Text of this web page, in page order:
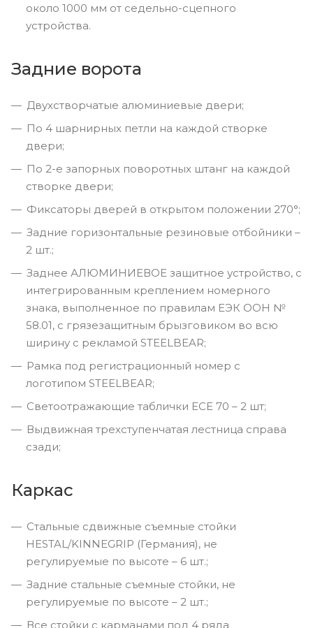
около 1000 мм от седельно-сцепного
устройства.
Задние ворота
Двухстворчатые алюминиевые двери;
По 4 шарнирных петли на каждой створке
двери;
По 2-е запорных поворотных штанг на каждой
створке двери;
Фиксаторы дверей в открытом положении 270°;
Задние горизонтальные резиновые отбойники –
2 шт.;
Заднее АЛЮМИНИЕВОЕ защитное устройство, с
интегрированным креплением номерного
знака, выполненное по правилам ЕЭК ООН №
58.01, с грязезащитным брызговиком во всю
ширину с рекламой STEELBEAR;
Рамка под регистрационный номер с
логотипом STEELBEAR;
Светоотражающие таблички ЕСЕ 70 – 2 шт;
Выдвижная трехступенчатая лестница справа
сзади;
Каркас
Стальные сдвижные съемные стойки
HESTAL/KINNEGRIP (Германия), не
регулируемые по высоте – 6 шт.;
Задние стальные съемные стойки, не
регулируемые по высоте – 2 шт.;
Все стойки с карманами под 4 ряда